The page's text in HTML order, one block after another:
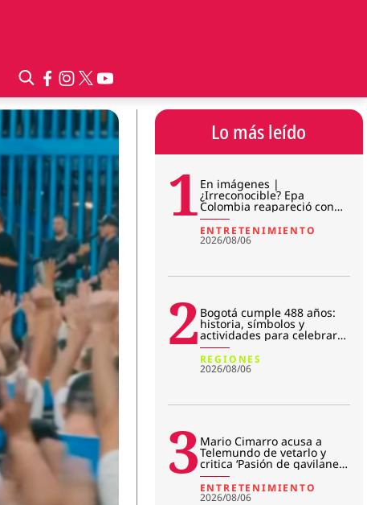
Lo más leído
1 En imágenes |
¿Irreconocible? Epa
Colombia reapareció con
sorpresivo cambio físico en
prisión
ENTRETENIMIENTO
2026/08/06
2 Bogotá cumple 488 años:
historia, símbolos y
actividades para celebrar
su aniversario
REGIONES
2026/08/06
3 Mario Cimarro acusa a
Telemundo de vetarlo y
critica ‘Pasión de gavilanes
2’
ENTRETENIMIENTO
2026/08/06